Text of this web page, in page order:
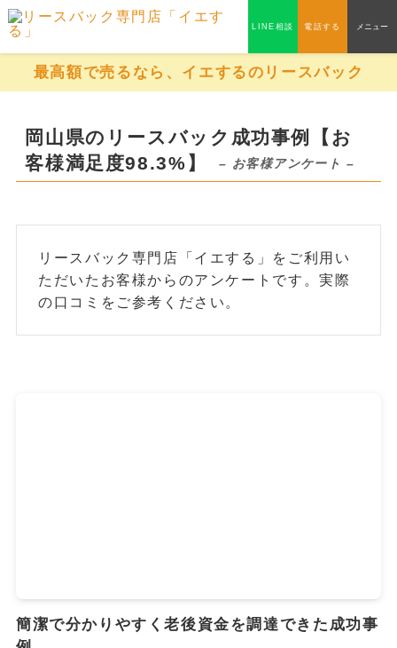
LINE相談 電話する メニュー
最高額で売るなら、イエするのリースバック
岡山県のリースバック成功事例【お
客様満足度98.3%】
– お客様アンケート –
リースバック専門店「イエする」をご利用い
ただいたお客様からのアンケートです。実際
の口コミをご参考ください。
簡潔で分かりやすく老後資金を調達できた成功事